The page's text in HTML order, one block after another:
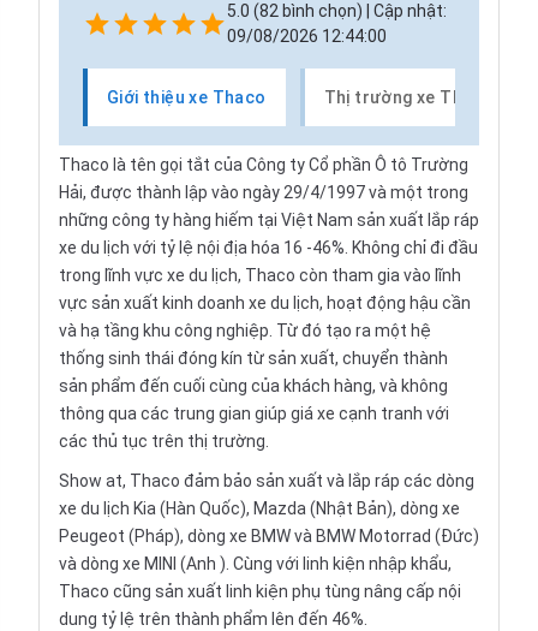
5.0 (82 bình chọn) | Cập nhật:
09/08/2026 12:44:00
Giới thiệu xe Thaco Thị trường xe Thaco
Thaco là tên gọi tắt của Công ty Cổ phần Ô tô Trường
Hải, được thành lập vào ngày 29/4/1997 và một trong
những công ty hàng hiếm tại Việt Nam sản xuất lắp ráp
xe du lịch với tỷ lệ nội địa hóa 16 -46%. Không chỉ đi đầu
trong lĩnh vực xe du lịch, Thaco còn tham gia vào lĩnh
vực sản xuất kinh doanh xe du lịch, hoạt động hậu cần
và hạ tầng khu công nghiệp. Từ đó tạo ra một hệ
thống sinh thái đóng kín từ sản xuất, chuyển thành
sản phẩm đến cuối cùng của khách hàng, và không
thông qua các trung gian giúp giá xe cạnh tranh với
các thủ tục trên thị trường.
Show at, Thaco đảm bảo sản xuất và lắp ráp các dòng
xe du lịch Kia (Hàn Quốc), Mazda (Nhật Bản), dòng xe
Peugeot (Pháp), dòng xe BMW và BMW Motorrad (Đức)
và dòng xe MINI (Anh ). Cùng với linh kiện nhập khẩu,
Thaco cũng sản xuất linh kiện phụ tùng nâng cấp nội
dung tỷ lệ trên thành phẩm lên đến 46%.